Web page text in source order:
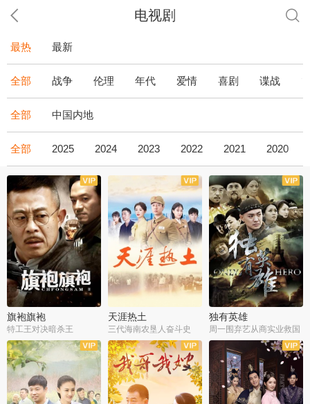
电视剧
最热 最新
全部 战争 伦理 年代 爱情 喜剧 谍战
全部 中国内地
全部 2025 2024 2023 2022 2021 2020
全43集
旗袍旗袍
特工王对决暗杀王
全36集
天涯热土
三代海南农垦人奋斗史
全34集
独有英雄
周一围弃艺从商实业救国
全34集
全50集 全51集